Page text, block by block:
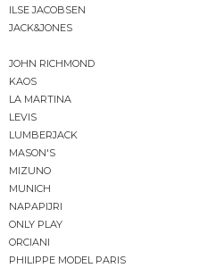
ILSE JACOBSEN
JACK&JONES
JOHN RICHMOND
KAOS
LA MARTINA
LEVIS
LUMBERJACK
MASON'S
MIZUNO
MUNICH
NAPAPIJRI
ONLY PLAY
ORCIANI
PHILIPPE MODEL PARIS